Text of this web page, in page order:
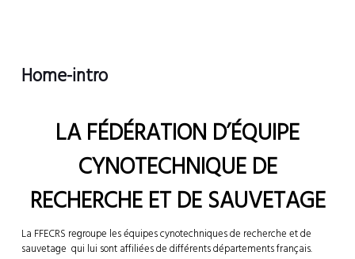
Home-intro
LA FÉDÉRATION D’ÉQUIPE
CYNOTECHNIQUE DE
RECHERCHE ET DE SAUVETAGE
La FFECRS regroupe les équipes cynotechniques de recherche et de
sauvetage qui lui sont affiliées de différents départements français.